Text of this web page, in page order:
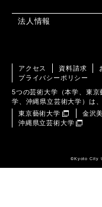
法人情報
アクセス 資料請求
プライバシーポリシー
5つの芸術大学（本学、東
学、沖縄県立芸術大学）は
東京藝術大学
金沢
沖縄県立芸術大学
©️Kyoto City